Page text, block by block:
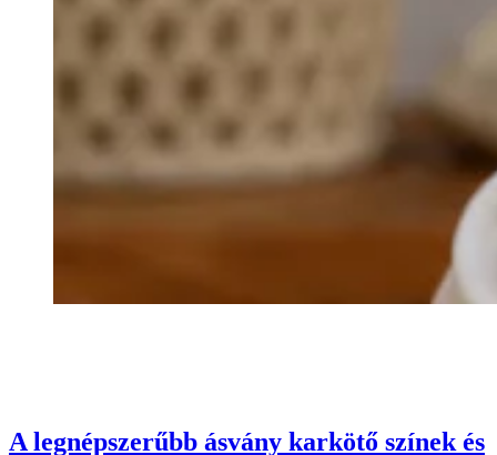
A legnépszerűbb ásvány karkötő színek és